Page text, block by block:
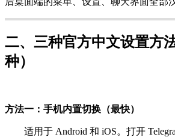
二、三种官方中文设置方
种）
方法一：手机内置切换（最快）
适用于 Android 和 iOS。打开